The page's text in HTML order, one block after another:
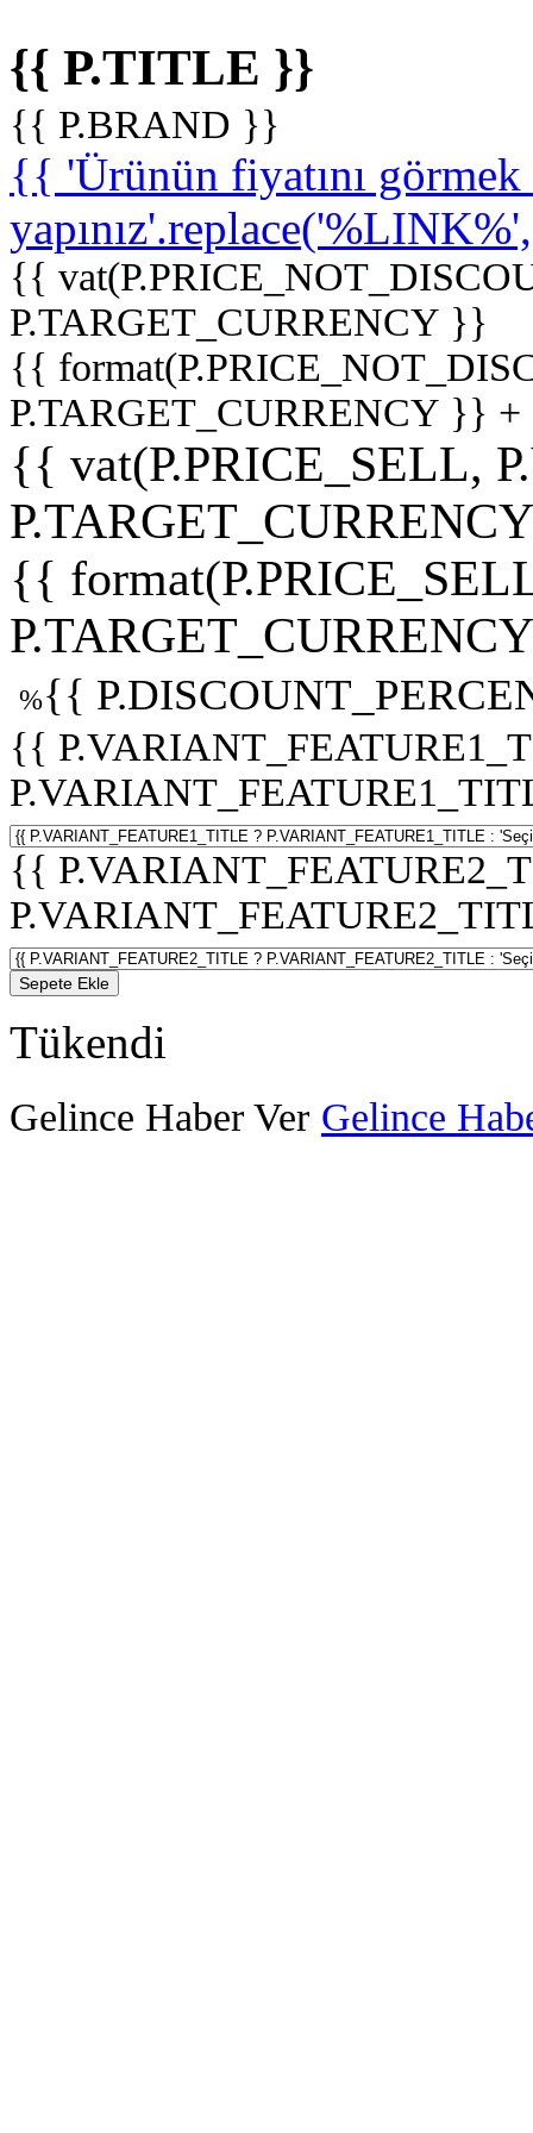
{{ P.TITLE }}
{{ P.BRAND }}
{{ 'Ürünün fiyatını
{{
P.TARGET_CURRENCY }}
{{
P.TARGET_CURRENCY }}
{{ vat(P.PRICE_SELL,
{{
%{{
{{
{{
Sepete Ekle
Tükendi
Gelince Haber Ver Gelince